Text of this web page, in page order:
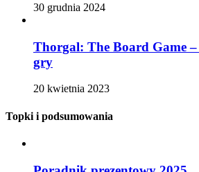
30 grudnia 2024
Thorgal: The Board Game
gry
20 kwietnia 2023
Topki i podsumowania